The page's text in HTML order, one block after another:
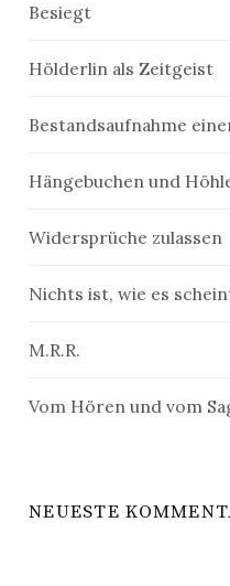
Besiegt
Hölderlin als Zeitgeist
Bestandsaufnahme
Hängebuchen und
Widersprüche zulassen
Nichts ist, wie es
M.R.R.
Vom Hören und vom
NEUESTE